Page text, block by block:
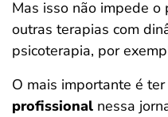
Mas isso não impede
outras terapias com
psicoterapia, por
O mais importante é ter
profissional nessa